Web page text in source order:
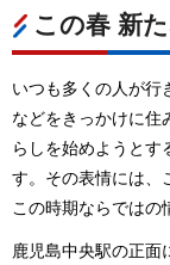
この春 新
いつも多くの人が行
などをきっかけに住
らしを始めようとす
す。その表情には、
この時期ならではの
鹿児島中央駅の正面